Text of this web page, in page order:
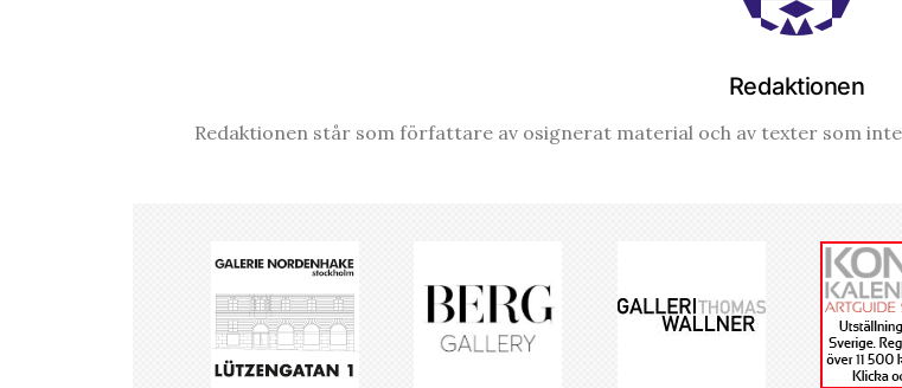
Redaktionen
Redaktionen står som författare av osignerat material och av texter som